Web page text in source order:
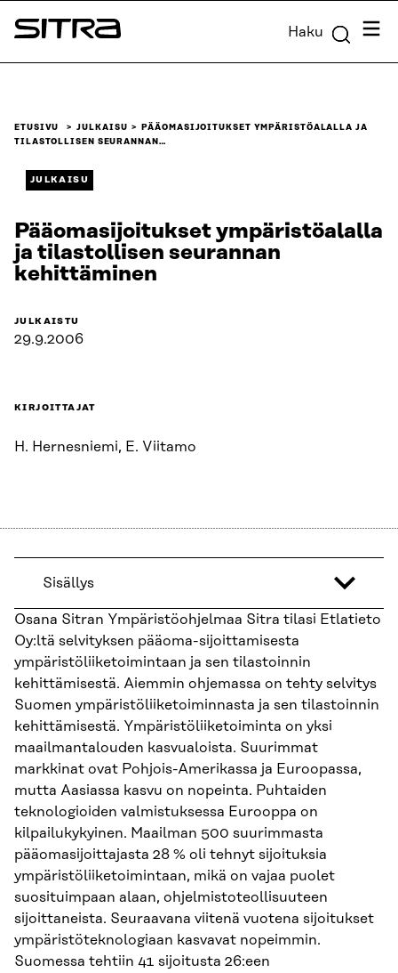
Siirry
suoraan
Sitra Haku
ETUSIVU JULKAISU
PÄÄOMASIJOITUKSET YMPÄRISTÖALALLA JA
TILASTOLLISEN SEURANNAN…
JULKAISU
Pääomasijoitukset ympäristöalalla
ja tilastollisen seurannan
kehittäminen
JULKAISTU
29.9.2006
KIRJOITTAJAT
H. Hernesniemi, E. Viitamo
Sisällys
Osana Sitran Ympäristöohjelmaa Sitra tilasi Etlatieto
Oy:ltä selvityksen pääoma-sijoittamisesta
ympäristöliiketoimintaan ja sen tilastoinnin
kehittämisestä. Aiemmin ohjemassa on tehty selvitys
Suomen ympäristöliiketoiminnasta ja sen tilastoinnin
kehittämisestä. Ympäristöliiketoiminta on yksi
maailmantalouden kasvualoista. Suurimmat
markkinat ovat Pohjois-Amerikassa ja Euroopassa,
mutta Aasiassa kasvu on nopeinta. Puhtaiden
teknologioiden valmistuksessa Eurooppa on
kilpailukykyinen. Maailman 500 suurimmasta
pääomasijoittajasta 28 % oli tehnyt sijoituksia
ympäristöliiketoimintaan, mikä on vajaa puolet
suosituimpaan alaan, ohjelmistoteollisuuteen
sijoittaneista. Seuraavana viitenä vuotena sijoitukset
ympäristöteknologiaan kasvavat nopeimmin.
Suomessa tehtiin 41 sijoitusta 26:een